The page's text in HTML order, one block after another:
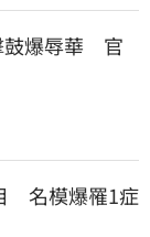
爆辱華　官
　名模爆罹1症